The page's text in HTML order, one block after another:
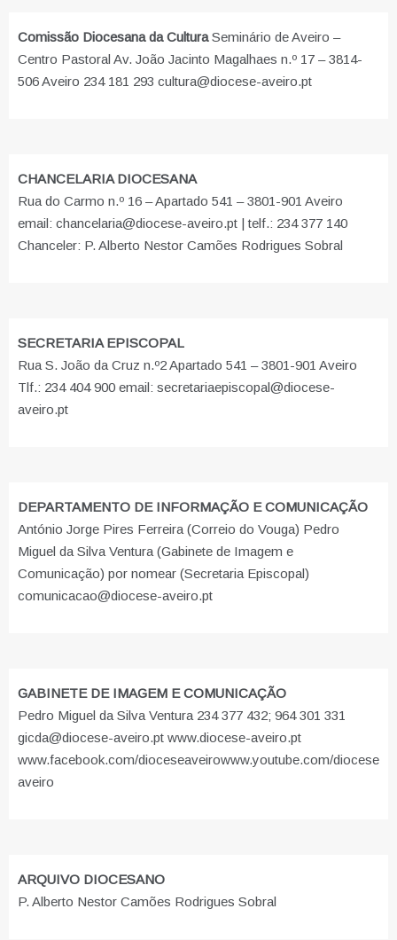
Comissão Diocesana da CulturaSeminário de Aveiro –
Centro Pastoral Av. João Jacinto Magalhaes n.º 17 – 3814-
506 Aveiro 234 181 293 cultura@diocese-aveiro.pt
CHANCELARIA DIOCESANA
Rua do Carmo n.º 16 – Apartado 541 – 3801-901 Aveiro
email: chancelaria@diocese-aveiro.pt | telf.: 234 377 140
Chanceler: P. Alberto Nestor Camões Rodrigues Sobral
SECRETARIA EPISCOPAL
Rua S. João da Cruz n.º2 Apartado 541 – 3801-901 Aveiro
Tlf.: 234 404 900 email: secretariaepiscopal@diocese-
aveiro.pt
DEPARTAMENTO DE INFORMAÇÃO E COMUNICAÇÃO
António Jorge Pires Ferreira (Correio do Vouga) Pedro
Miguel da Silva Ventura (Gabinete de Imagem e
Comunicação) por nomear (Secretaria Episcopal)
comunicacao@diocese-aveiro.pt
GABINETE DE IMAGEM E COMUNICAÇÃO
Pedro Miguel da Silva Ventura 234 377 432; 964 301 331
gicda@diocese-aveiro.pt www.diocese-aveiro.pt
www.facebook.com/dioceseaveirowww.youtube.com/diocese
aveiro
ARQUIVO DIOCESANO
P. Alberto Nestor Camões Rodrigues Sobral